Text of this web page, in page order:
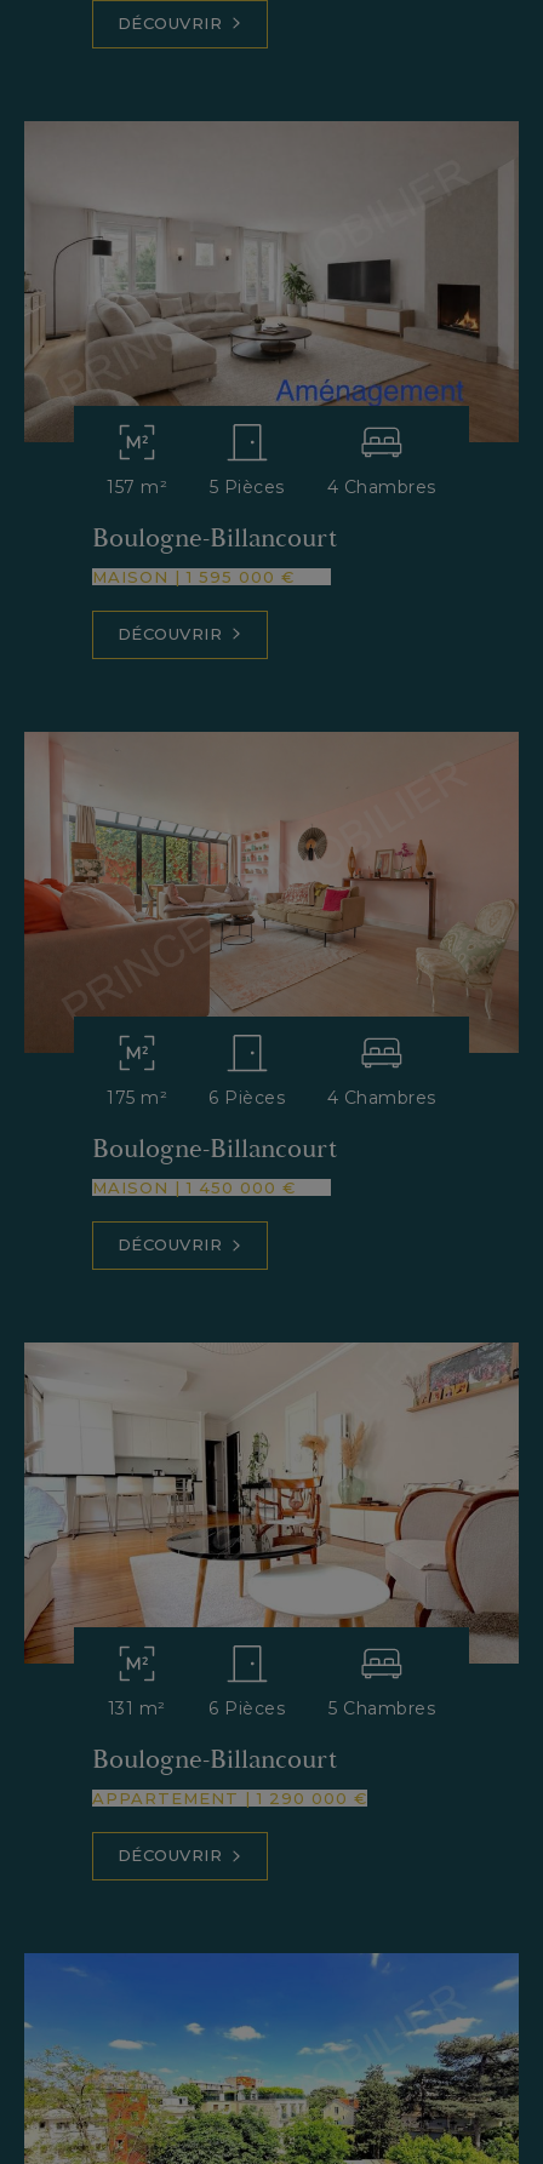
DÉCOUVRIR
157 m² 5 Pièces 4 Chambres
Boulogne-Billancourt
MAISON | 1 595 000 €
DÉCOUVRIR
175 m² 6 Pièces 4 Chambres
Boulogne-Billancourt
MAISON | 1 450 000 €
DÉCOUVRIR
131 m² 6 Pièces 5 Chambres
Boulogne-Billancourt
APPARTEMENT | 1 290 000 €
DÉCOUVRIR